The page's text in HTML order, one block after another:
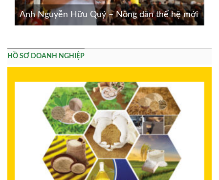
Anh Nguyễn Hữu Quý – Nông dân thế hệ mới
HỒ SƠ DOANH NGHIỆP